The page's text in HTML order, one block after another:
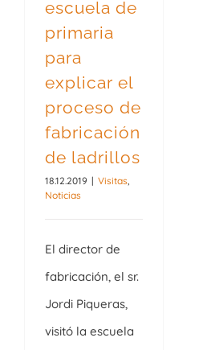
escuela de
primaria
para
explicar el
proceso de
fabricación
de ladrillos
18.12.2019 | Visitas,
Noticias
El director de
fabricación, el sr.
Jordi Piqueras,
visitó la escuela